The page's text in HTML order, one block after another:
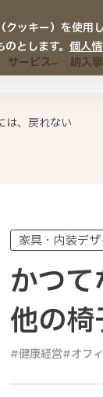
サービス 納入
ッキー）を使用し
とします。 個人
、戻れない
家具・内装デ
かつ
他の
健康経営 オフ